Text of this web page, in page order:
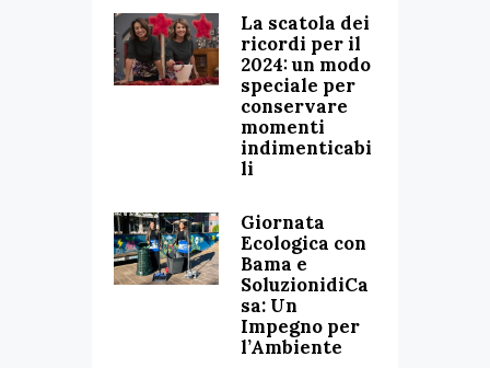
La scatola dei
ricordi per il
2024: un modo
speciale per
conservare
momenti
indimenticabi
li
Giornata
Ecologica con
Bama e
SoluzionidiCa
sa: Un
Impegno per
l’Ambiente